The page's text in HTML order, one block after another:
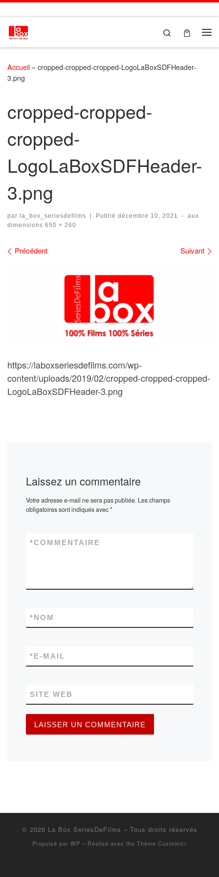
Passer au contenu
Search
Accueil » cropped-cropped-cropped-LogoLaBoxSDFHeader-
3.png
cropped-cropped-
cropped-
LogoLaBoxSDFHeader-
3.png
par la_box_seriesdefilms | Publié décembre 10, 2021 -
aux
dimensions 650 × 260
Navigation des images
Précédent Suivant
https://laboxseriesdefilms.com/wp-
content/uploads/2019/02/cropped-cropped-cropped-
LogoLaBoxSDFHeader-3.png
Laissez un commentaire
Votre adresse e-mail ne sera pas publiée. Les champs
obligatoires sont indiqués avec*
COMMENTAIRE
*
NOM
*
E-MAIL
*
SITE WEB
© 2026 La Box SeriesDeFilms – Tous droits réservés
Propulsé par WP – Réalisé avec the Thème Customizr